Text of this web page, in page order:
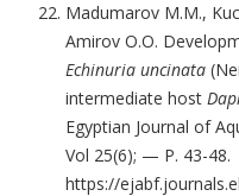
Madumarov M.M.,
Amirov O.O.
Echinuria uncinata
intermediate host
Egyptian Journal of
Vol 25(6); — P. 43-48.
https://